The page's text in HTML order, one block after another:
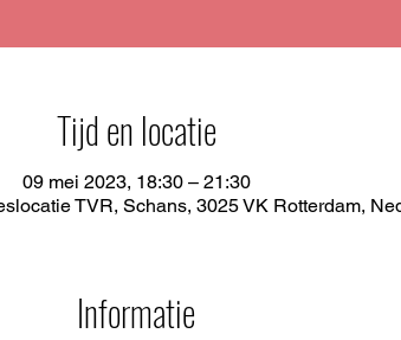
Tijd en locatie
09 mei 2023, 18:30 – 21:30
TVR, Schans, 3025 VK Rotterdam,
Informatie